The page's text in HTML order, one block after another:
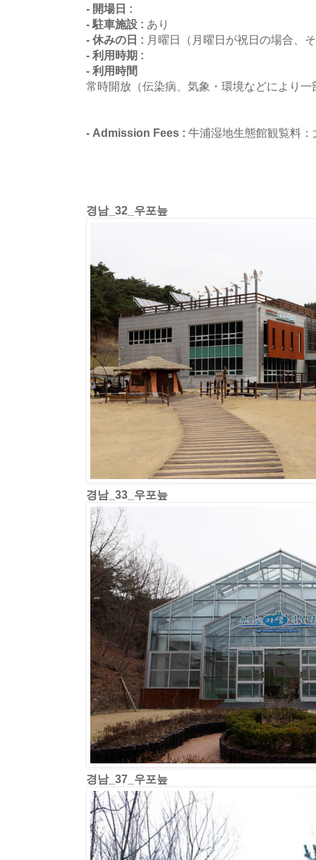
- 開場日 :
- 駐車施設 : あり
- 休みの日 : 月曜日（月曜日が祝日の場合、
- 利用時期 :
- 利用時間
常時開放（伝染病、気象・環境などにより
- Admission Fees : 牛浦湿地生態館観覧料
경남_32_우포늪
경남_33_우포늪
경남_37_우포늪